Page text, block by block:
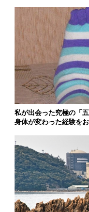
私が出会った究極の「
身体が変わった経験をお